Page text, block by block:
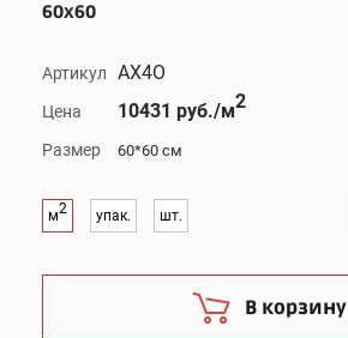
60x60
Артикул AX4O
Цена 10431 руб./м2
Размер 60*60 см
м2 упак. шт.
В корзину